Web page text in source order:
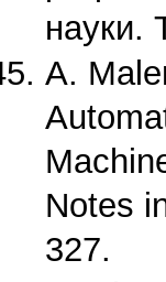
науки.
A.
Notes
327.